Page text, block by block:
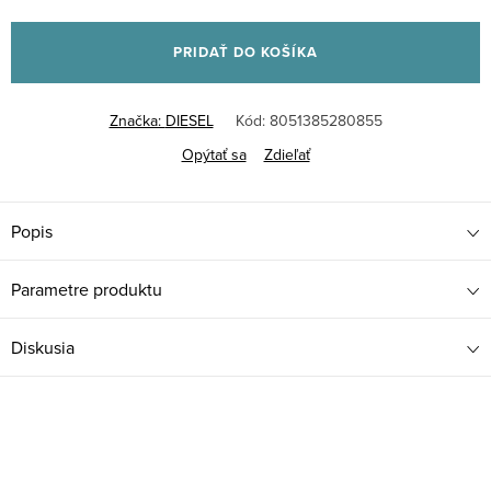
cena:
PRIDAŤ DO KOŠÍKA
Značka: DIESEL Kód: 8051385280855
Opýtať sa
Zdieľať
Popis
Parametre produktu
Diskusia